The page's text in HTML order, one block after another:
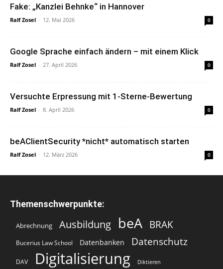
Fake: „Kanzlei Behnke“ in Hannover
Ralf Zosel - 12. Mai 2026 0
Google Sprache einfach ändern – mit einem Klick
Ralf Zosel - 27. April 2026 0
Versuchte Erpressung mit 1-Sterne-Bewertung
Ralf Zosel - 8. April 2026 0
beAClientSecurity *nicht* automatisch starten
Ralf Zosel - 12. März 2026 0
Themenschwerpunkte:
Abrechnung Ausbildung beA BRAK
Bucerius Law School Datenbanken Datenschutz
DAV Digitalisierung Diktieren